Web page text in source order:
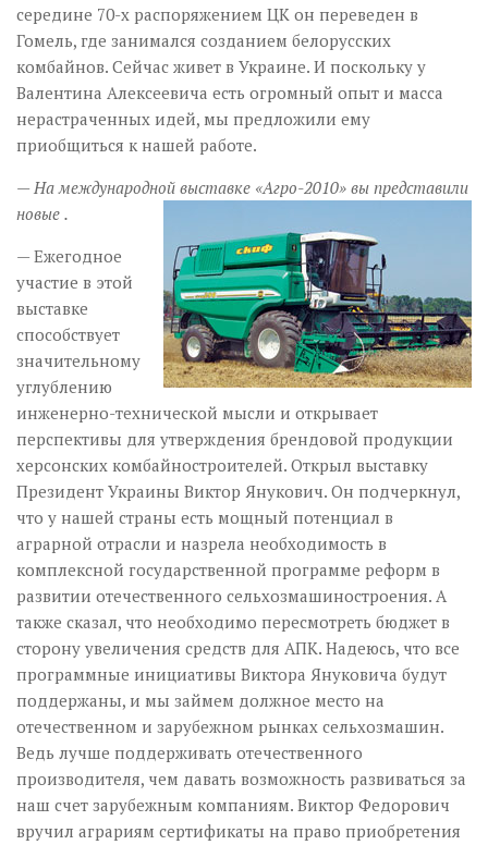
середине 70-х распоряжением ЦК он переведен в
Гомель, где занимался созданием белорусских
комбайнов. Сейчас живет в Украине. И поскольку у
Валентина Алексеевича есть огромный опыт и масса
нерастраченных идей, мы предложили ему
приобщиться к нашей работе.
— На международной выставке «Агро-2010» вы представили
новые .
— Ежегодное
участие в этой
выставке
способствует
значительному
углублению
инженерно-технической мысли и открывает
перспективы для утверждения брендовой продукции
херсонских комбайностроителей. Открыл выставку
Президент Украины Виктор Янукович. Он подчеркнул,
что у нашей страны есть мощный потенциал в
аграрной отрасли и назрела необходимость в
комплексной государственной программе реформ в
развитии отечественного сельхозмашиностроения. А
также сказал, что необходимо пересмотреть бюджет в
сторону увеличения средств для АПК. Надеюсь, что все
программные инициативы Виктора Януковича будут
поддержаны, и мы займем должное место на
отечественном и зарубежном рынках сельхозмашин.
Ведь лучше поддерживать отечественного
производителя, чем давать возможность развиваться за
наш счет зарубежным компаниям. Виктор Федорович
вручил аграриям сертификаты на право приобретения